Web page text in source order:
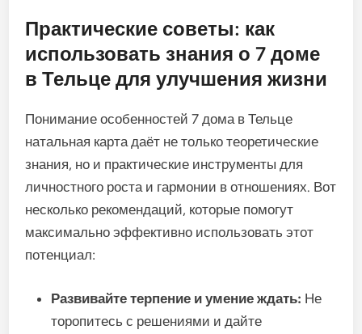
Практические советы: как
использовать знания о 7 доме
в Тельце для улучшения жизни
Понимание особенностей 7 дома в Тельце
натальная карта даёт не только теоретические
знания, но и практические инструменты для
личностного роста и гармонии в отношениях. Вот
несколько рекомендаций, которые помогут
максимально эффективно использовать этот
потенциал:
Развивайте терпение и умение ждать: Не
торопитесь с решениями и дайте